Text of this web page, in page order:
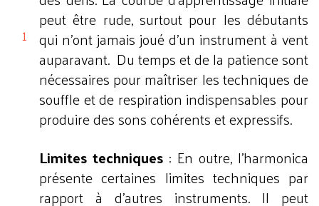
peut être rude, surtout pour les débutants
qui n'ont jamais joué d'un instrument à vent
auparavant. Du temps et de la patience sont
nécessaires pour maîtriser les techniques de
souffle et de respiration indispensables pour
produire des sons cohérents et expressifs.
Limites techniques : En outre, l'harmonica
présente certaines limites techniques par
rapport à d'autres instruments. Il peut